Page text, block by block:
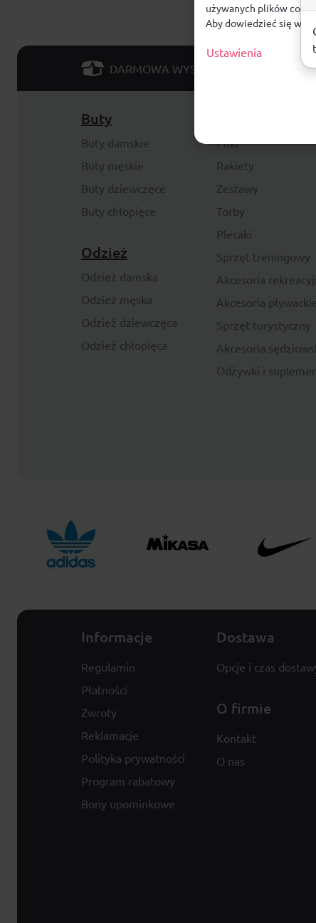
DARMOWA WYSYŁKA
Buty
Buty damskie
Buty męskie
Buty dziewczęce
Buty chłopięce
Odzież
Odzież damska
Odzież męska
Odzież dziewczęca
Odzież chłopięca
Piłki
Rakiety
Zestawy
Torby
Plecaki
Sprzęt treningowy
Akcesoria
Akcesoria
Sprzęt turystyczny
Akcesoria
Odżywki i
Informacje
Regulamin
Płatności
Zwroty
Reklamacje
Polityka prywatności
Program rabatowy
Bony upominkowe
Dostawa
Opcje i czas
O firmie
Kontakt
O nas
używanych plików
Aby dowiedzieć się
Ustawienia